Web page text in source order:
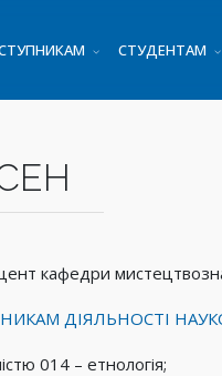
СТУДЕНТАМ
кафедри
ДІЯЛЬНОСТІ
014 – етнологія;